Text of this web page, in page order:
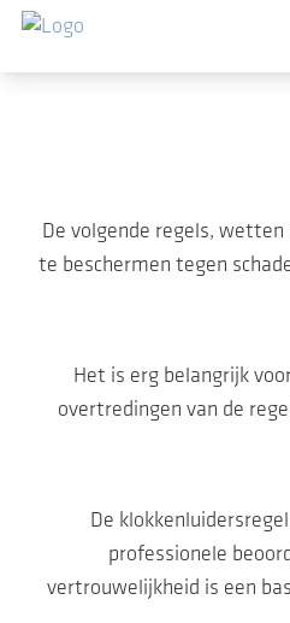
Ga naar de hoofdinhoud
De volgende regels,
te beschermen tegen
Het is erg belangrijk
overtredingen van de
De
professionele
vertrouwelijkheid is een